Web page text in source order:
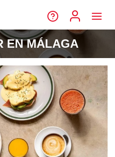
EN MÁLAGA